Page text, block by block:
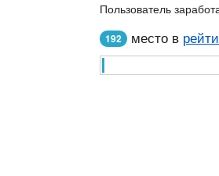
Пользователь
192 место в